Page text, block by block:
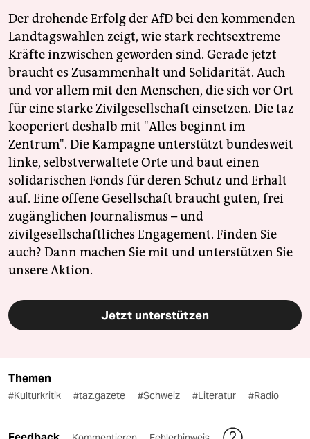
Der drohende Erfolg der AfD bei den kommenden
Landtagswahlen zeigt, wie stark rechtsextreme
Kräfte inzwischen geworden sind. Gerade jetzt
braucht es Zusammenhalt und Solidarität. Auch
und vor allem mit den Menschen, die sich vor Ort
für eine starke Zivilgesellschaft einsetzen. Die taz
kooperiert deshalb mit "Alles beginnt im
Zentrum". Die Kampagne unterstützt bundesweit
linke, selbstverwaltete Orte und baut einen
solidarischen Fonds für deren Schutz und Erhalt
auf. Eine offene Gesellschaft braucht guten, frei
zugänglichen Journalismus – und
zivilgesellschaftliches Engagement. Finden Sie
auch? Dann machen Sie mit und unterstützen Sie
unsere Aktion.
Jetzt unterstützen
Themen
#Kulturkritik #taz.gazete #Schweiz #Literatur #Radio